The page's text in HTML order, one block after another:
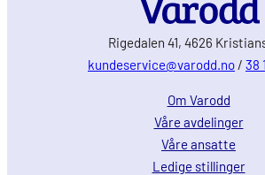
Rigedalen 41, 4626
kundeservice@varodd.no / 38
Om Varodd
Våre avdelinger
Våre ansatte
Ledige stillinger